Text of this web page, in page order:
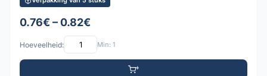
0.76€ – 0.82€
Hoeveelheid: Min: 1